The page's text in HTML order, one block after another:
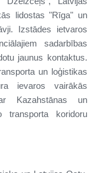
lidostas "Rīga" un
Izstādes ietvaros
sadarbības
jaunus kontaktus.
un loģistikas
ievaros vairākās
Kazahstānas un
transporta koridoru